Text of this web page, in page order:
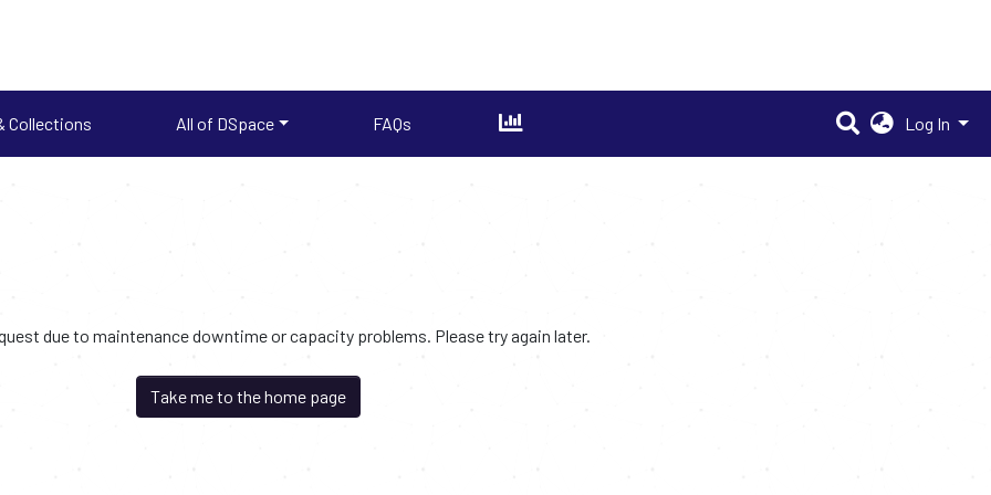
Collections All of DSpace FAQs Log In
due to maintenance downtime or capacity problems. Please try again later.
Take me to the home page